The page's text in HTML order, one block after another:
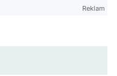
Reklam